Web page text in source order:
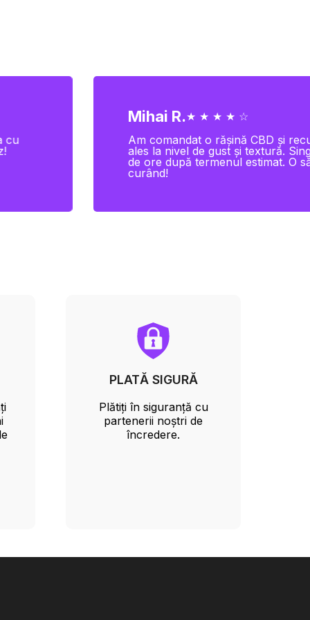
cu
Mihai R.★ ★ ★ ★ ☆
Am comandat o rășină CBD și
ales la nivel de gust și textură.
de ore după termenul estimat. O
curând!
PLATĂ SIGURĂ
Plătiți în siguranță cu
partenerii noștri de
încredere.